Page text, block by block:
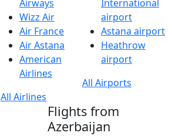
Airways
Wizz Air
Air France
Air Astana
American
Airlines
All Airlines
International
airport
Astana airport
Heathrow
airport
All Airports
Flights from
Azerbaijan